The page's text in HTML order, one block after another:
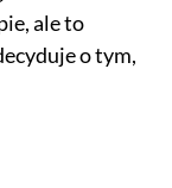
ale to
o tym,